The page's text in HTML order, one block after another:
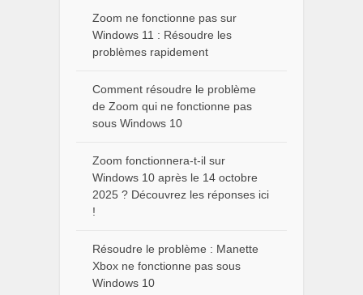
Zoom ne fonctionne pas sur
Windows 11 : Résoudre les
problèmes rapidement
Comment résoudre le problème
de Zoom qui ne fonctionne pas
sous Windows 10
Zoom fonctionnera-t-il sur
Windows 10 après le 14 octobre
2025 ? Découvrez les réponses ici
!
Résoudre le problème : Manette
Xbox ne fonctionne pas sous
Windows 10